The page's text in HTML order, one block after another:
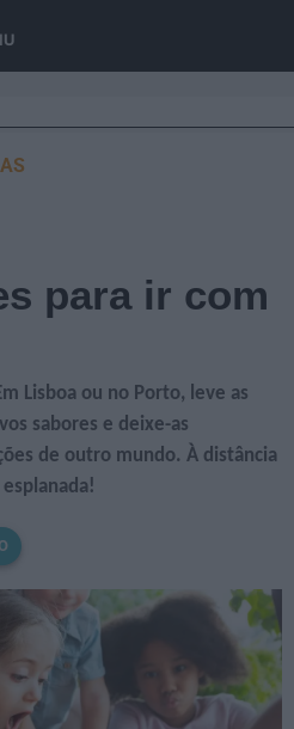
para ir com
Lisboa ou no Porto, leve as
sabores e deixe-as
de outro mundo. À distância